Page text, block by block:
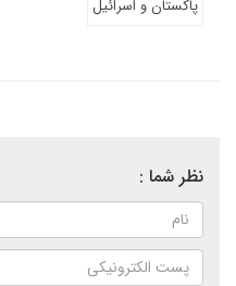
پاکستان و اسرائیل
نظر شما :